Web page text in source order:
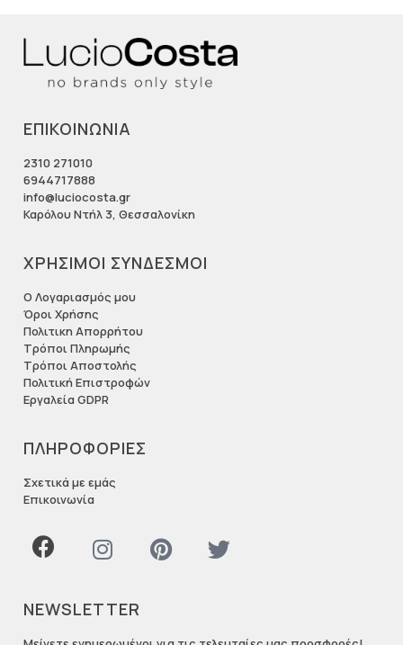
ΕΠΙΚΟΙΝΩΝΙΑ
2310 271010
6944717888
info@luciocosta.gr
Καρόλου Ντήλ 3, Θεσσαλονίκη
ΧΡΗΣΙΜΟΙ ΣΥΝΔΕΣΜΟΙ
Ο Λογαριασμός μου
Όροι Χρήσης
Πολιτικη Απορρήτου
Τρόποι Πληρωμής
Τρόποι Αποστολής
Πολιτική Επιστροφών
Εργαλεία GDPR
ΠΛΗΡΟΦΟΡΙΕΣ
Σχετικά με εμάς
Επικοινωνία
NEWSLETTER